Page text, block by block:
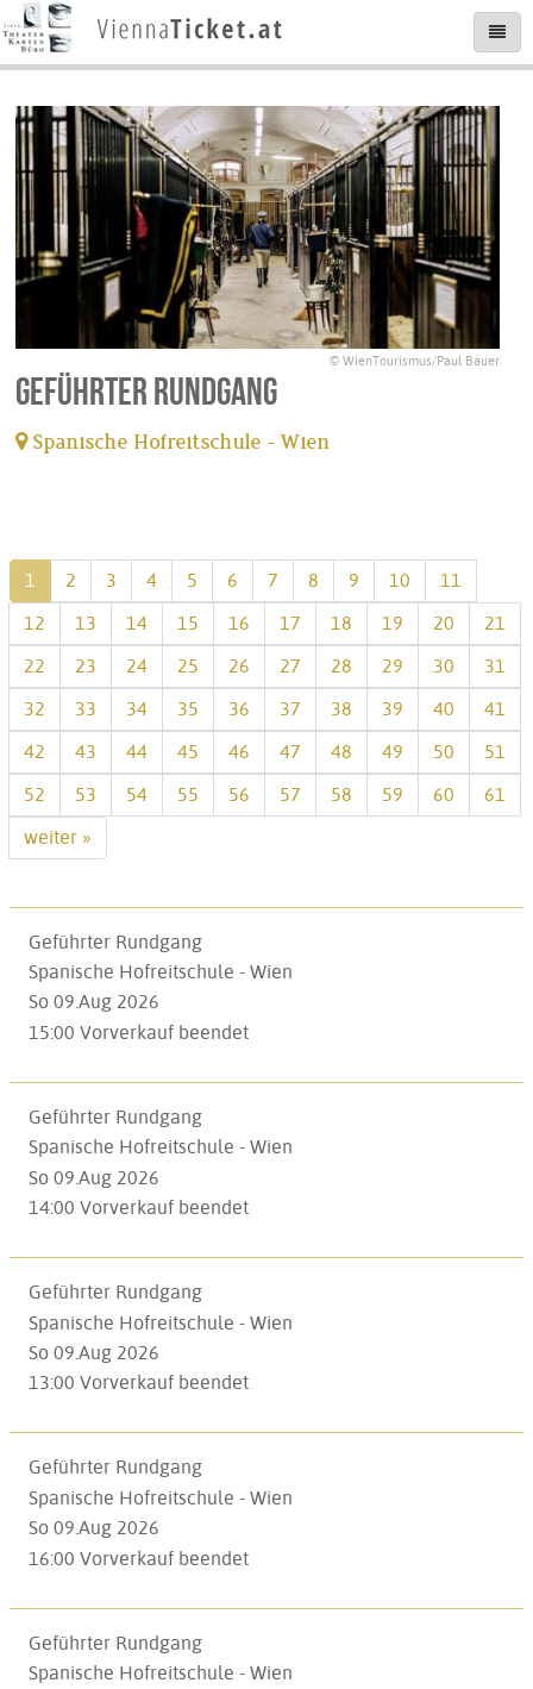
© WienTourismus/Paul Bauer
Geführter Rundgang
Spanische Hofreitschule - Wien
1 2 3 4 5 6 7 8 9 10
11
12
13 14 15 16 17 18 19 20
21
22
23 24 25 26 27 28 29 30
31
32
33 34 35 36 37 38 39 40
41
42
43 44 45 46 47 48 49 50
51
52
53 54 55 56 57 58 59 60
61
weiter »
Geführter Rundgang
Spanische Hofreitschule - Wien
So 09.Aug 2026
15:00 Vorverkauf beendet
Geführter Rundgang
Spanische Hofreitschule - Wien
So 09.Aug 2026
14:00 Vorverkauf beendet
Geführter Rundgang
Spanische Hofreitschule - Wien
So 09.Aug 2026
13:00 Vorverkauf beendet
Geführter Rundgang
Spanische Hofreitschule - Wien
So 09.Aug 2026
16:00 Vorverkauf beendet
Geführter Rundgang
Spanische Hofreitschule - Wien